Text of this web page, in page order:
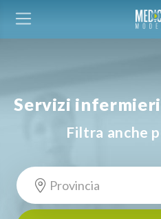
Servizi
Filtra anche